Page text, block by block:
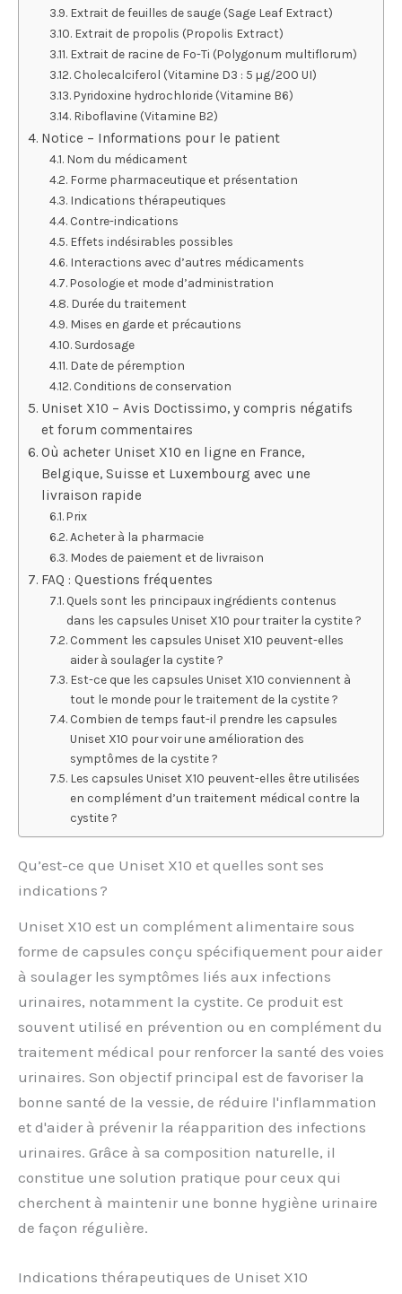
Extrait de feuilles de sauge (Sage Leaf Extract)
Extrait de propolis (Propolis Extract)
Extrait de racine de Fo-Ti (Polygonum multiflorum)
Cholecalciferol (Vitamine D3 : 5 µg/200 UI)
Pyridoxine hydrochloride (Vitamine B6)
Riboflavine (Vitamine B2)
Notice – Informations pour le patient
Nom du médicament
Forme pharmaceutique et présentation
Indications thérapeutiques
Contre-indications
Effets indésirables possibles
Interactions avec d’autres médicaments
Posologie et mode d’administration
Durée du traitement
Mises en garde et précautions
Surdosage
Date de péremption
Conditions de conservation
Uniset X10 – Avis Doctissimo, y compris négatifs
et forum commentaires
Où acheter Uniset X10 en ligne en France,
Belgique, Suisse et Luxembourg avec une
livraison rapide
Prix
Acheter à la pharmacie
Modes de paiement et de livraison
FAQ : Questions fréquentes
Quels sont les principaux ingrédients contenus
dans les capsules Uniset X10 pour traiter la cystite ?
Comment les capsules Uniset X10 peuvent-elles
aider à soulager la cystite ?
Est-ce que les capsules Uniset X10 conviennent à
tout le monde pour le traitement de la cystite ?
Combien de temps faut-il prendre les capsules
Uniset X10 pour voir une amélioration des
symptômes de la cystite ?
Les capsules Uniset X10 peuvent-elles être utilisées
en complément d’un traitement médical contre la
cystite ?
Qu’est-ce que Uniset X10 et quelles sont ses
indications ?
Uniset X10 est un complément alimentaire sous
forme de capsules conçu spécifiquement pour aider
à soulager les symptômes liés aux infections
urinaires, notamment la cystite. Ce produit est
souvent utilisé en prévention ou en complément du
traitement médical pour renforcer la santé des voies
urinaires. Son objectif principal est de favoriser la
bonne santé de la vessie, de réduire l'inflammation
et d'aider à prévenir la réapparition des infections
urinaires. Grâce à sa composition naturelle, il
constitue une solution pratique pour ceux qui
cherchent à maintenir une bonne hygiène urinaire
de façon régulière.
Indications thérapeutiques de Uniset X10